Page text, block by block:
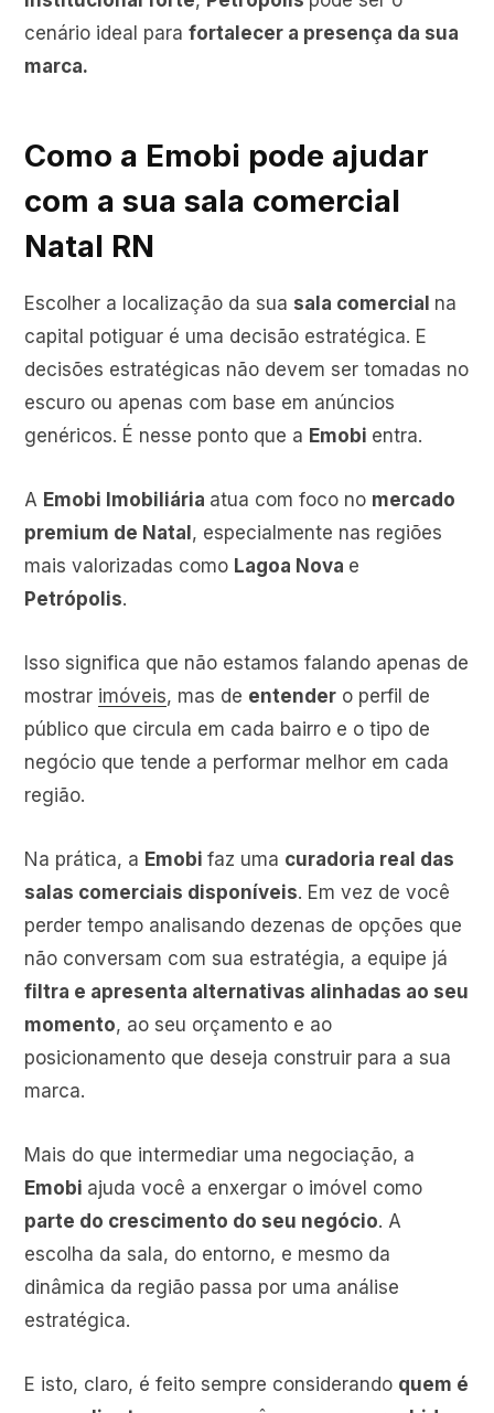
cenário ideal para fortalecer a presença da sua
marca.
Como a Emobi pode ajudar
com a sua sala comercial
Natal RN
Escolher a localização da sua sala comercial na
capital potiguar é uma decisão estratégica. E
decisões estratégicas não devem ser tomadas no
escuro ou apenas com base em anúncios
genéricos. É nesse ponto que a Emobi entra.
A Emobi Imobiliária atua com foco no mercado
premium de Natal , especialmente nas regiões
mais valorizadas como Lagoa Nova e
Petrópolis.
Isso significa que não estamos falando apenas de
mostrar imóveis, mas de entender o perfil de
público que circula em cada bairro e o tipo de
negócio que tende a performar melhor em cada
região.
Na prática, a Emobi faz uma curadoria real das
salas comerciais disponíveis. Em vez de você
perder tempo analisando dezenas de opções que
não conversam com sua estratégia, a equipe já
filtra e apresenta alternativas alinhadas ao seu
momento, ao seu orçamento e ao
posicionamento que deseja construir para a sua
marca.
Mais do que intermediar uma negociação, a
Emobi ajuda você a enxergar o imóvel como
parte do crescimento do seu negócio. A
escolha da sala, do entorno, e mesmo da
dinâmica da região passa por uma análise
estratégica.
E isto, claro, é feito sempre considerando quem é